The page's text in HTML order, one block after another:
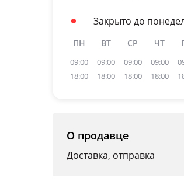
Закрыто до
ПН
09:00
18:00
ВТ
09:00
18:00
СР
09:00
18:00
ЧТ
09:00
18:00
О продавце
Доставка, отправка